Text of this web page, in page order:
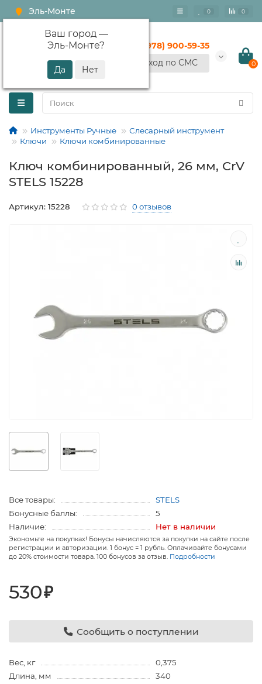
Эль-Монте
Ваш город —
Эль-Монте?
0 0
+7 (978) 900-59-35
Вход по СМС
0
Инструменты Ручные
Слесарный инструмент
Ключи
Ключи комбинированные
Ключ комбинированный, 26 мм, CrV
STELS 15228
Артикул: 15228 0 отзывов
Все товары:
STELS
Бонусные баллы:
5
Наличие:
Нет в наличии
Экономьте на покупках! Бонусы начисляются за покупки на сайте после
регистрации и авторизации. 1 бонус = 1 рубль. Оплачивайте бонусами
до 20% стоимости товара. 100 бонусов за отзыв. Подробности
530₽
Сообщить о поступлении
Вес, кг
0,375
Длина, мм
340